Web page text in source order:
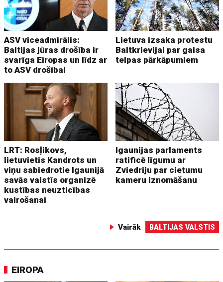
ASV viceadmirālis:
Baltijas jūras drošība ir
svarīga Eiropas un līdz ar
to ASV drošībai
Lietuva izsaka protestu
Baltkrievijai par gaisa
telpas pārkāpumiem
LRT: Rosļikovs,
lietuvietis Kandrots un
viņu sabiedrotie Igaunijā
savās valstīs organizē
kustības neuzticības
vairošanai
Igaunijas parlaments
ratificē līgumu ar
Zviedriju par cietumu
kameru iznomāšanu
Vairāk BALTIJAS VALSTIS
EIROPA